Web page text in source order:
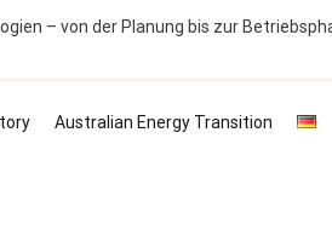
– von der Planung bis zur
Australian Energy Transition